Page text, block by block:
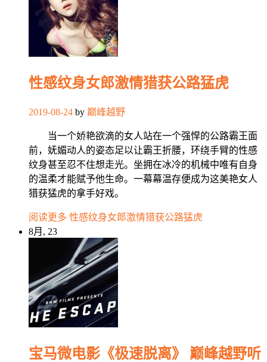
性感纹身女郎激情猎获公路猛虎
2019-08-24 by 巅峰越野
当一个娇艳欲滴的女人站在一个强悍的公路霸王面
前，妩媚动人的姿态足以让霸王折腰，环绕手臂的性感
纹身甚至忍不住想走光。坐拥在冰冷的机械中唯有自身
的温柔才能赋予他生命。一幕幕温存便成为这美艳女人
猎获猛虎的拿手好戏。
阅读更多 性感纹身女郎激情猎获公路猛虎
8月, 23
宝马微电影《极速脱离》 巅峰越野听